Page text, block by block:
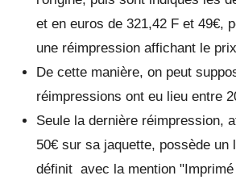
et en euros de 321,42 F et 49€,
une réimpression affichant le
De cette manière, on peut
réimpressions ont eu lieu entre
Seule la dernière réimpression,
50€ sur sa jaquette, possède un
définit avec la mention